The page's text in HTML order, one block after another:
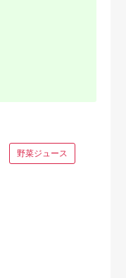
愛工房
ツ 果物 く
備蓄 保存
産 愛媛
野菜ジュース